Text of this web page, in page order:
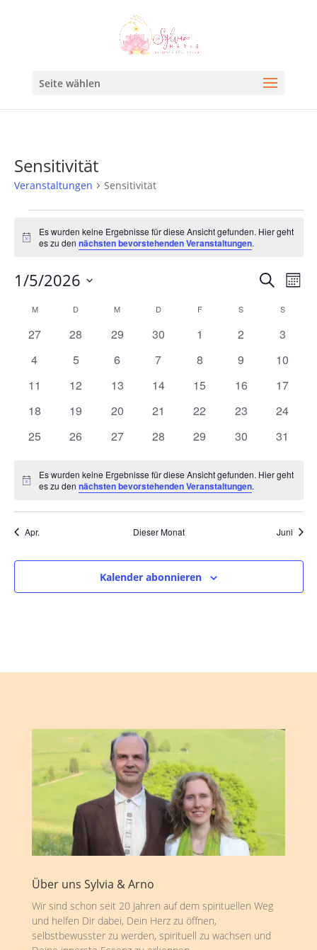
Seite wählen
Sensitivität
Veranstaltungen Sensitivität
Hinweis
Es wurden keine Ergebnisse für diese Ansicht gefunden. Hier geht
es zu dennächsten bevorstehenden Veranstaltungen.
Suche
und
Suche
1/5/2026
Kalender
von
Veranstaltungen
M D M D F S S
0
27
0
28
0
29
0
30
0
1
0
2
0
3
0
4
0
5
0
6
0
7
0
8
0
9
0
10
0
11
0
12
0
13
0
14
0
15
0
16
0
17
0
18
0
19
0
20
0
21
0
22
0
23
0
24
0
25
0
26
0
27
0
28
0
29
0
30
0
31
Hinweis
Es wurden keine Ergebnisse für diese Ansicht gefunden. Hier geht
es zu dennächsten bevorstehenden Veranstaltungen.
Apr. Dieser Monat Juni
Kalender abonnieren
Über uns Sylvia & Arno
Wir sind schon seit 20 Jahren auf dem spirituellen Weg
und helfen Dir dabei, Dein Herz zu öffnen,
selbstbewusster zu werden, spirituell zu wachsen und